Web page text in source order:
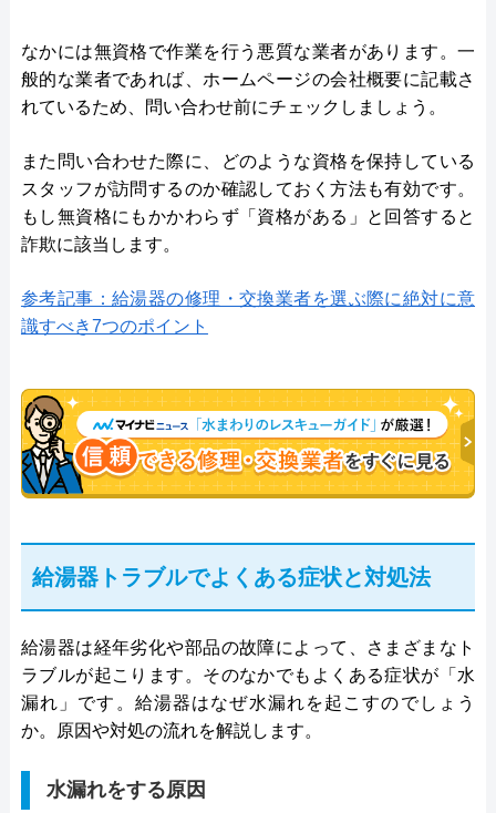
なかには無資格で作業を行う悪質な業者があります。一
般的な業者であれば、ホームページの会社概要に記載さ
れているため、問い合わせ前にチェックしましょう。
また問い合わせた際に、どのような資格を保持している
スタッフが訪問するのか確認しておく方法も有効です。
もし無資格にもかかわらず「資格がある」と回答すると
詐欺に該当します。
参考記事：給湯器の修理・交換業者を選ぶ際に絶対に意
識すべき7つのポイント
給湯器トラブルでよくある症状と対処法
給湯器は経年劣化や部品の故障によって、さまざまなト
ラブルが起こります。そのなかでもよくある症状が「水
漏れ」です。給湯器はなぜ水漏れを起こすのでしょう
か。原因や対処の流れを解説します。
水漏れをする原因